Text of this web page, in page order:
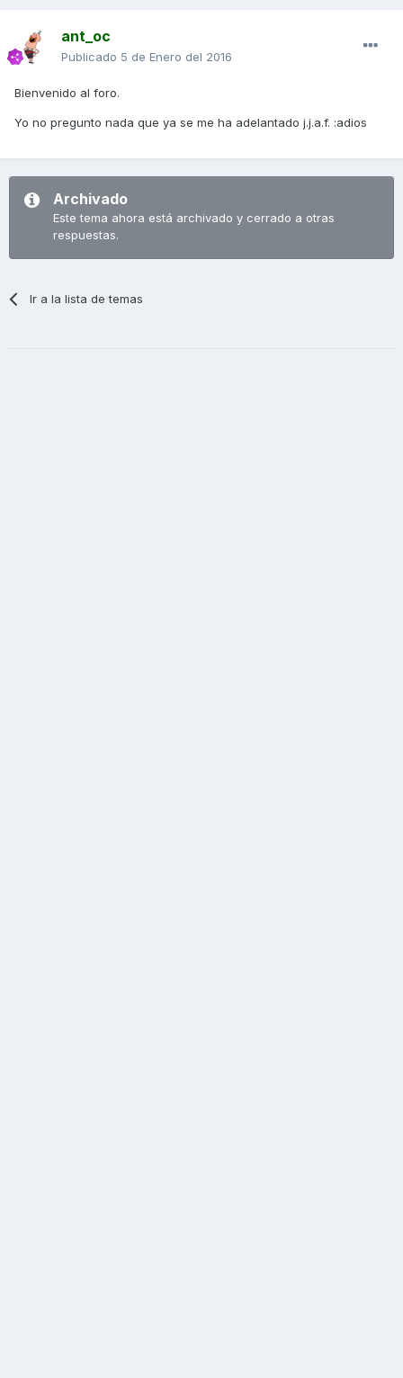
ant_oc
Publicado 5 de Enero del 2016
Bienvenido al foro.
Yo no pregunto nada que ya se me ha adelantado j.j.a.f. :adios
Archivado
Este tema ahora está archivado y cerrado a otras
respuestas.
Ir a la lista de temas